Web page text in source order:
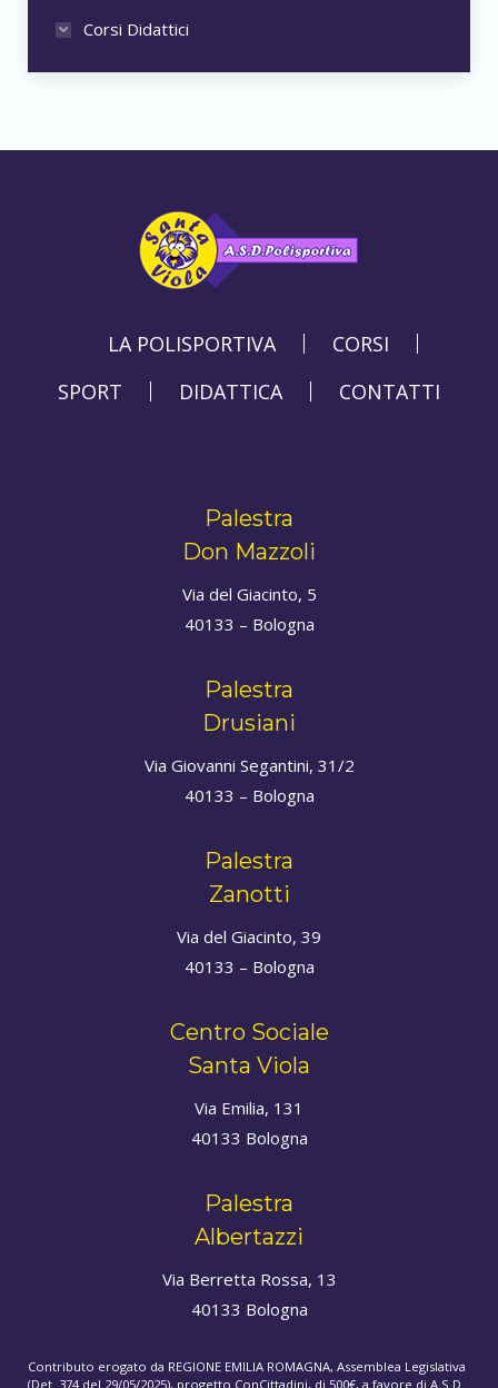
Corsi Didattici
LA POLISPORTIVA
CORSI
SPORT
DIDATTICA CONTATTI
Palestra
Don Mazzoli
Via del Giacinto, 5
40133 – Bologna
Palestra
Drusiani
Via Giovanni Segantini, 31/2
40133 – Bologna
Palestra
Zanotti
Via del Giacinto, 39
40133 – Bologna
Centro Sociale
Santa Viola
Via Emilia, 131
40133 Bologna
Palestra
Albertazzi
Via Berretta Rossa, 13
40133 Bologna
Contributo erogato da REGIONE EMILIA ROMAGNA, Assemblea Legislativa
(Det. 374 del 29/05/2025), progetto ConCittadini, di 500€, a favore di A.S.D.